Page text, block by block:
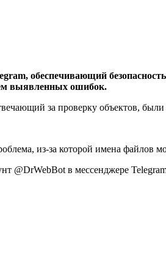
обеспечивающий
выявленных ошибок.
за проверку объектов,
из-за которой имена файлов
@DrWebBot в мессенджере